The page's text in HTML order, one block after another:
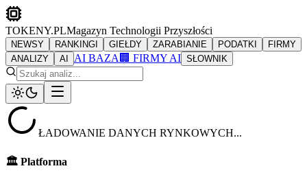
TOKENY.PLMagazyn Technologii Przyszłości
NEWSY RANKINGI GIEŁDY ZARABIANIE PODATKI
FIRMY
ANALIZY
AI AI BAZA 🏢 FIRMY AI SŁOWNIK
ŁADOWANIE DANYCH RYNKOWYCH...
🏛️ Platforma